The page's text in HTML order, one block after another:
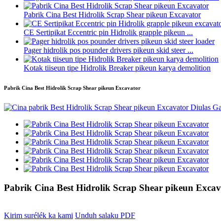
Pabrik Cina Best Hidrolik Scrap Shear pikeun Excavator
CE Sertipikat Eccentric pin Hidrolik grapple pikeun ...
Pager hidrolik pos pounder drivers pikeun skid steer ...
Kotak tiiseun tipe Hidrolik Breaker pikeun karya demolition
Pabrik Cina Best Hidrolik Scrap Shear pikeun Excavator
Pabrik Cina Best Hidrolik Scrap Shear pikeun
Kirim surélék ka kami Unduh salaku PDF